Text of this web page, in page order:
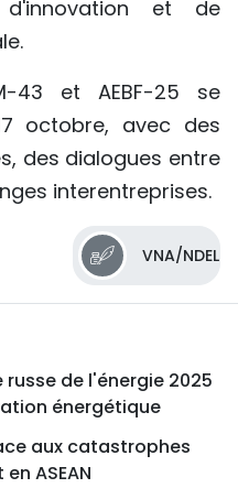
d'innovation et de
43 et AEBF-25 se
octobre, avec des
des dialogues entre
interentreprises.
VNA/NDEL
de l'énergie 2025
énergétique
aux catastrophes
ASEAN